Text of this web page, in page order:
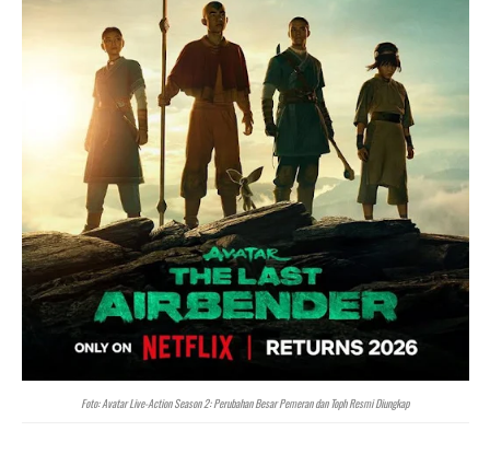
Foto: Avatar Live-Action Season 2: Perubahan Besar Pemeran dan Toph Resmi Diungkap